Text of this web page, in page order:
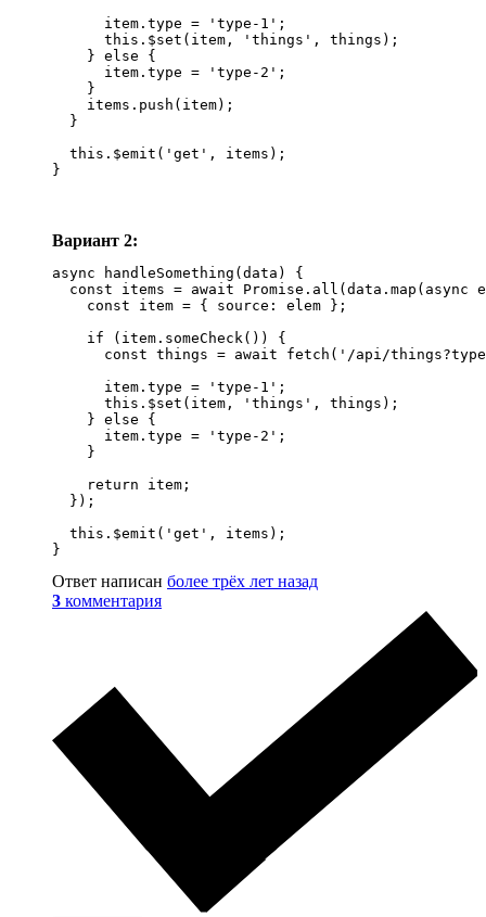
      item.type = 'type-1';
      this.$set(item, 'things', things);
    } else {
      item.type = 'type-2';
    }
    items.push(item);
  }
  this.$emit('get', items);
}
Вариант 2:
async handleSomething(data) {
const items = await Promise.all(data.map(async
    const item = { source: elem };
    if (item.someCheck()) {
const things = await fetch('/api/
      item.type = 'type-1';
      this.$set(item, 'things', things);
    } else {
      item.type = 'type-2';
    }
    return item;
  });
  this.$emit('get', items);
}
Ответ написан более трёх лет назад
3 комментария